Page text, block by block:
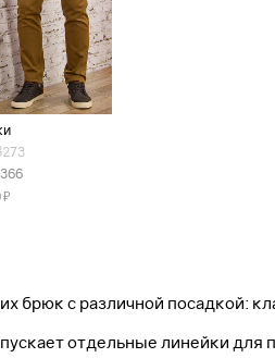
Я
брюк с различной посадкой:
отдельные линейки для